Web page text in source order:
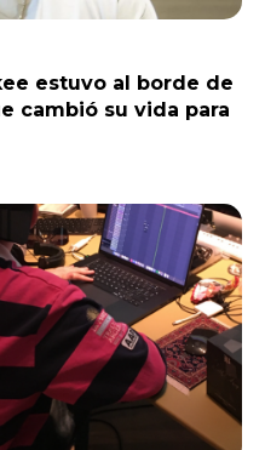
estuvo al borde de
cambió su vida para